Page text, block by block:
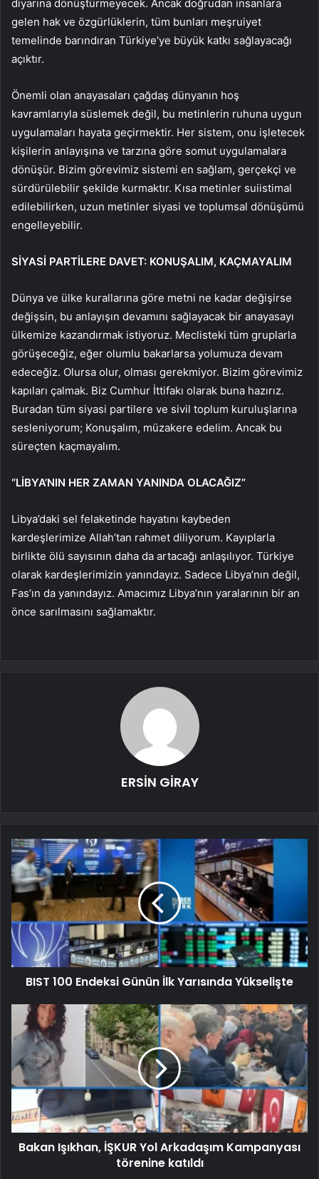
diyarına dönüştürmeyecek. Ancak doğrudan insanlara
gelen hak ve özgürlüklerin, tüm bunları meşruiyet
temelinde barındıran Türkiye’ye büyük katkı sağlayacağı
açıktır.
Önemli olan anayasaları çağdaş dünyanın hoş
kavramlarıyla süslemek değil, bu metinlerin ruhuna uygun
uygulamaları hayata geçirmektir. Her sistem, onu işletecek
kişilerin anlayışına ve tarzına göre somut uygulamalara
dönüşür. Bizim görevimiz sistemi en sağlam, gerçekçi ve
sürdürülebilir şekilde kurmaktır. Kısa metinler suiistimal
edilebilirken, uzun metinler siyasi ve toplumsal dönüşümü
engelleyebilir.
SİYASİ PARTİLERE DAVET: KONUŞALIM, KAÇMAYALIM
Dünya ve ülke kurallarına göre metni ne kadar değişirse
değişsin, bu anlayışın devamını sağlayacak bir anayasayı
ülkemize kazandırmak istiyoruz. Meclisteki tüm gruplarla
görüşeceğiz, eğer olumlu bakarlarsa yolumuza devam
edeceğiz. Olursa olur, olması gerekmiyor. Bizim görevimiz
kapıları çalmak. Biz Cumhur İttifakı olarak buna hazırız.
Buradan tüm siyasi partilere ve sivil toplum kuruluşlarına
sesleniyorum; Konuşalım, müzakere edelim. Ancak bu
süreçten kaçmayalım.
“LİBYA’NIN HER ZAMAN YANINDA OLACAĞIZ”
Libya’daki sel felaketinde hayatını kaybeden
kardeşlerimize Allah’tan rahmet diliyorum. Kayıplarla
birlikte ölü sayısının daha da artacağı anlaşılıyor. Türkiye
olarak kardeşlerimizin yanındayız. Sadece Libya’nın değil,
Fas’ın da yanındayız. Amacımız Libya’nın yaralarının bir an
önce sarılmasını sağlamaktır.
ERSİN GİRAY
BIST 100 Endeksi Günün İlk Yarısında Yükselişte
Bakan Işıkhan, İŞKUR Yol Arkadaşım Kampanyası
törenine katıldı